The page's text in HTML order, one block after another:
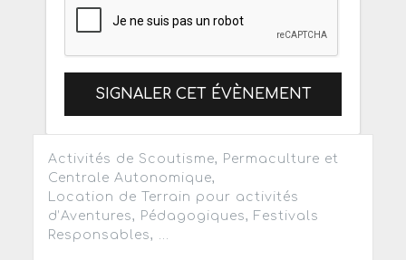
SIGNALER CET ÉVÈNEMENT
Activités de Scoutisme, Permaculture et
Centrale Autonomique,
Location de Terrain pour activités
d’Aventures, Pédagogiques, Festivals
Responsables, ...